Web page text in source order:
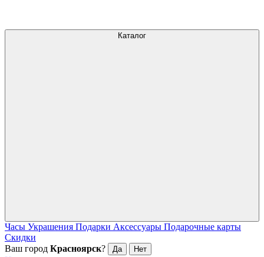
Каталог
Часы Украшения Подарки Аксессуары Подарочные карты
Скидки
Ваш город Красноярск? Да Нет